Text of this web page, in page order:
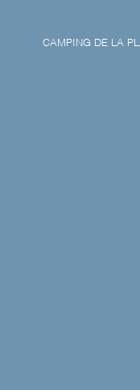
CAMPING DE LA